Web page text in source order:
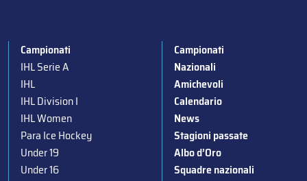
Campionati
IHL Serie A
IHL
IHL Division I
IHL Women
Para Ice Hockey
Under 19
Under 16
Campionati
Nazionali
Amichevoli
Calendario
News
Stagioni passate
Albo d’Oro
Squadre nazionali